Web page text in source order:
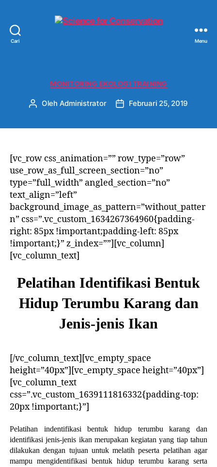
Cari Menu
Kategori
MONITORING EKOLOGI TRAINING
Penulis
Oleh Administrator
Tanggal
Februari 25, 2019
[vc_row css_animation=”” row_type=”row”
use_row_as_full_screen_section=”no”
type=”full_width” angled_section=”no”
text_align=”left”
background_image_as_pattern=”without_patter
n” css=”.vc_custom_1634267364960{padding-
right: 85px !important;padding-left: 85px
!important;}” z_index=””][vc_column]
[vc_column_text]
Pelatihan Identifikasi Bentuk
Hidup Terumbu Karang dan
Jenis-jenis Ikan
[/vc_column_text][vc_empty_space
height=”40px”][vc_empty_space height=”40px”]
[vc_column_text
css=”.vc_custom_1639111816332{padding-top:
20px !important;}”]
Pelatihan indentifikasi bentuk hidup terumbu karang dan
identifikasi jenis-jenis ikan merupakan kegiatan yang tiap tahun
dilakukan dengan tujuan untuk melatih peserta pelatihan agar
mampu mengidentifikasi bentuk hidup terumbu karang serta